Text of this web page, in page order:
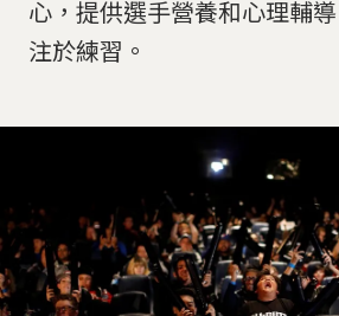
心，提供選手營養和心理輔
注於練習。